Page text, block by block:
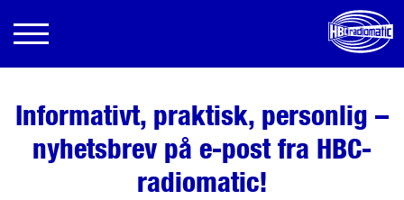
Informativt, praktisk, personlig –
nyhetsbrev på e-post fra HBC-
radiomatic!